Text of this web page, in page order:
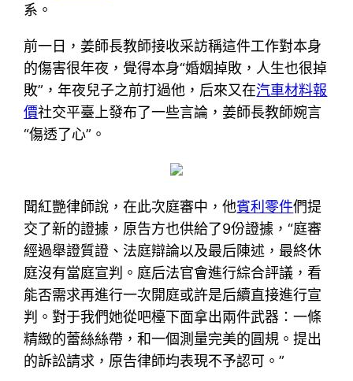
系。
前一日，姜師長教師接收采訪稱這件工作對本身
的傷害很年夜，覺得本身“婚姻掉敗，人生也很掉
敗”，年夜兒子之前打過他，后來又在汽車材料報
價社交平臺上發布了一些言論，姜師長教師婉言
“傷透了心”。
聞紅艷律師說，在此次庭審中，他賓利零件們提
交了新的證據，原告方也供給了9份證據，“庭審
經過舉證質證、法庭辯論以及最后陳述，最終休
庭沒有當庭宣判。庭后法官會進行綜合評議，看
能否需求再進行一次開庭或許是后續直接進行宣
判。對于我們她從吧檯下面拿出兩件武器：一條
精緻的蕾絲絲帶，和一個測量完美的圓規。提出
的訴訟請求，原告律師均表現不予認可。”